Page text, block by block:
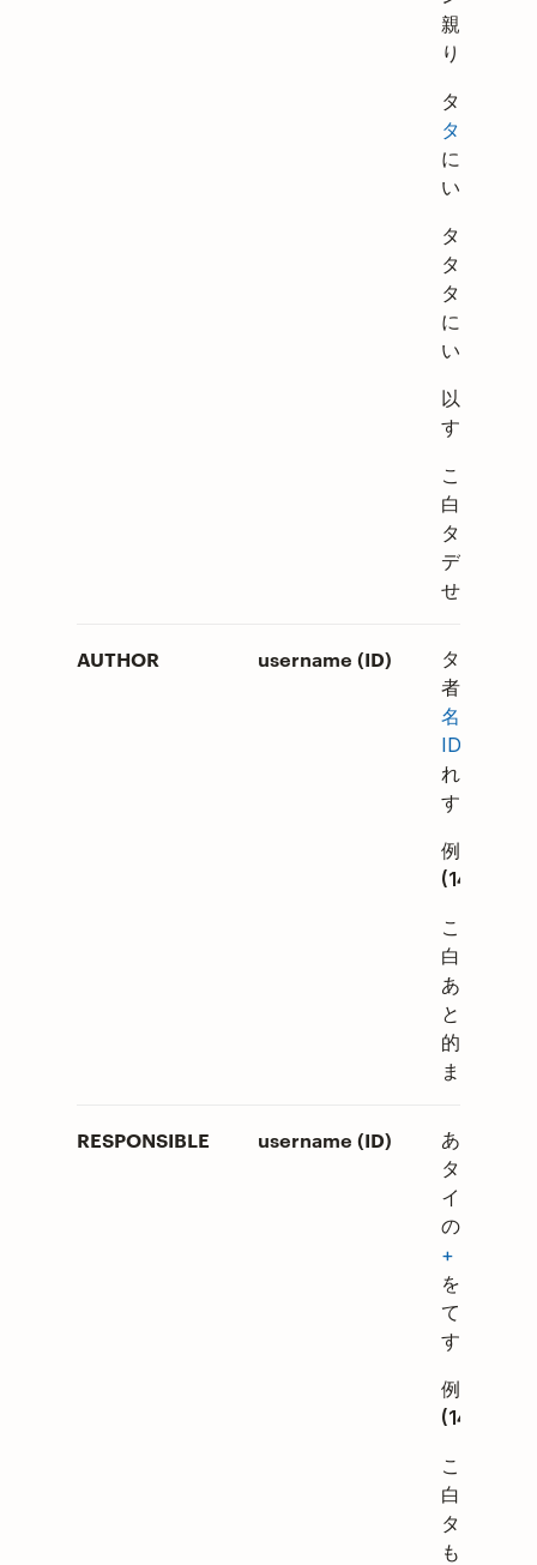
親タスク
ります。
タスクを
タスク
には、
います。
タスクを
タスクの
タスクに
には、
います。
以下同様で
す。
このセル
白にする
タスクは
デントさ
せん。
AUTHOR username (ID)
タスクの
者の
名 + ユー
ID
れて追加
す。
例:
このセル
白にする
あなたの
と ID が自
的に追加
ます。
RESPONSIBLE username (ID)
あなたが
タスクを
インした
の
+ ユーザ
を括弧に
て追加しま
す。
例:
このセル
白にする
タスクは
もアサイ